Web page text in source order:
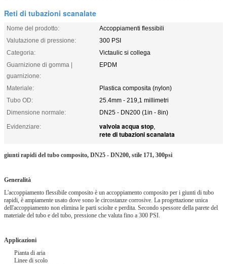
Reti di tubazioni scanalate
Nome del prodotto:
Accoppiamenti flessibili
Valutazione di pressione:
300 PSI
Categoria:
Victaulic si collega
Guarnizione di gomma |
guarnizione:
EPDM
Materiale:
Plastica composita (nylon)
Tubo OD:
25.4mm - 219,1 millimetri
Dimensione normale:
DN25 - DN200 (1in - 8in)
Evidenziare:
valvola acqua stop,
rete di tubazioni scanalata
giunti rapidi del tubo composito, DN25 - DN200, stile 171, 300psi
Generalità
L'accoppiamento flessibile composito è un accoppiamento composito per i giunti di tubo
rapidi, è ampiamente usato dove sono le circostanze corrosive. La progettazione unica
dell'accoppiamento non elimina le parti sciolte e perdita. Secondo spessore della parete del
materiale del tubo e del tubo, pressione che valuta fino a 300 PSI.
Applicazioni
Pianta di aria
Linee di scolo